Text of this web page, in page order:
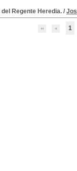
del Regente Heredia. /
1
1821